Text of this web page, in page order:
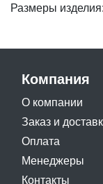
Размеры
Компания
О компании
Заказ и
Оплата
Менеджеры
Контакты